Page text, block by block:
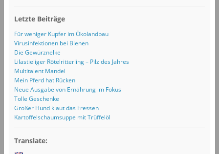
Letzte Beiträge
Für weniger Kupfer im Ökolandbau
Virusinfektionen bei Bienen
Die Gewürznelke
Lilastieliger Rötelritterling – Pilz des Jahres
Multitalent Mandel
Mein Pferd hat Rücken
Neue Ausgabe von Ernährung im Fokus
Tolle Geschenke
Großer Hund klaut das Fressen
Kartoffelschaumsuppe mit Trüffelöl
Translate: